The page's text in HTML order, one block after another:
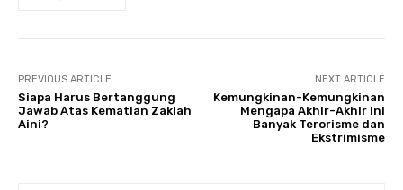
PREVIOUS ARTICLE
Siapa Harus Bertanggung
Jawab Atas Kematian Zakiah
Aini?
NEXT ARTICLE
Kemungkinan-Kemungkinan
Mengapa Akhir-Akhir ini
Banyak Terorisme dan
Ekstrimisme